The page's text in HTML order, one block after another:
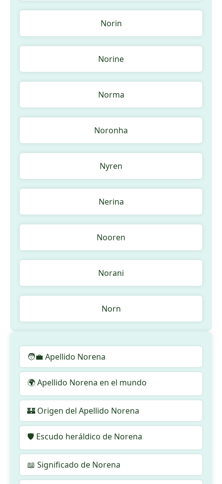
Norin
Norine
Norma
Noronha
Nyren
Nerina
Nooren
Norani
Norn
🧑‍💼 Apellido Norena
🌍 Apellido Norena en el mundo
🏰 Origen del Apellido Norena
🛡️ Escudo heráldico de Norena
📖 Significado de Norena